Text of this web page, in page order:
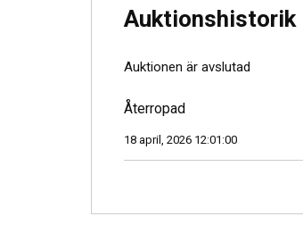
Auktionshistorik
Auktionen är avslutad
Återropad
18 april, 2026 12:01:00